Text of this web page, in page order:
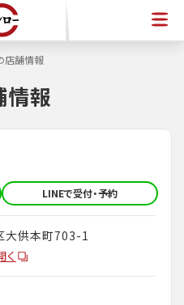
店舗情報
情報
LINEで受付・予約
大供本町703-1